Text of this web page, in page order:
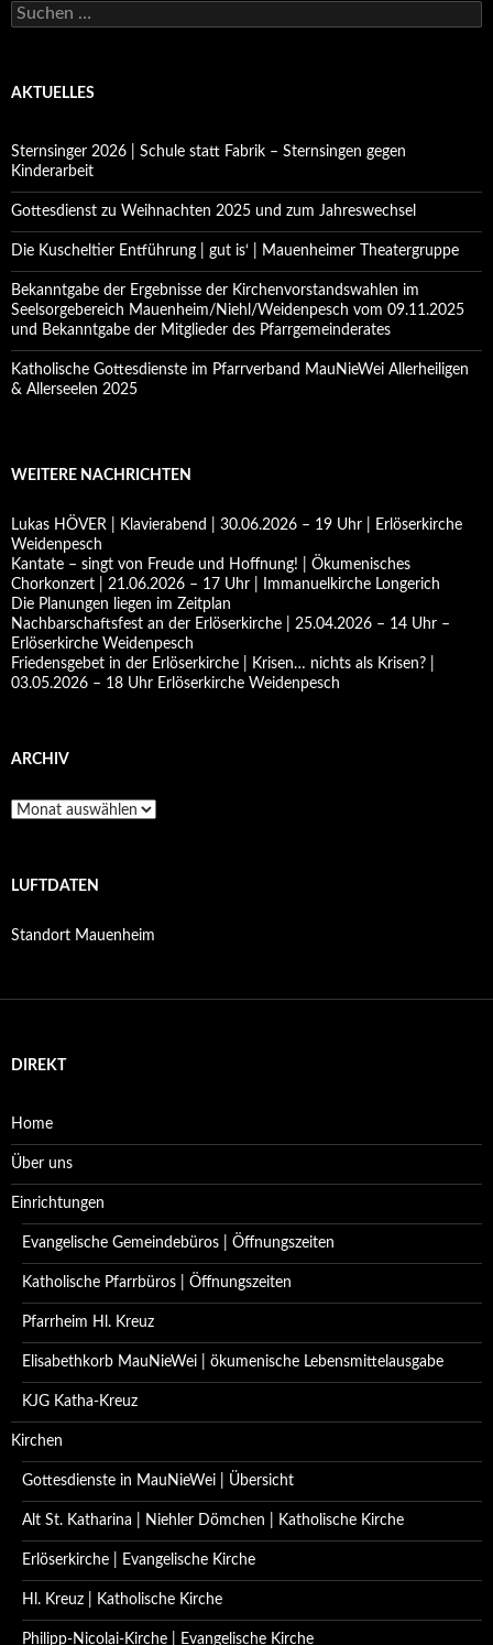
Suchen
nach:
AKTUELLES
Sternsinger 2026 | Schule statt Fabrik – Sternsingen gegen
Kinderarbeit
Gottesdienst zu Weihnachten 2025 und zum Jahreswechsel
Die Kuscheltier Entführung | gut is‘ | Mauenheimer Theatergruppe
Bekanntgabe der Ergebnisse der Kirchenvorstandswahlen im
Seelsorgebereich Mauenheim/Niehl/Weidenpesch vom 09.11.2025
und Bekanntgabe der Mitglieder des Pfarrgemeinderates
Katholische Gottesdienste im Pfarrverband MauNieWei Allerheiligen
& Allerseelen 2025
WEITERE NACHRICHTEN
Lukas HÖVER | Klavierabend | 30.06.2026 – 19 Uhr | Erlöserkirche
Weidenpesch
Kantate – singt von Freude und Hoffnung! | Ökumenisches
Chorkonzert | 21.06.2026 – 17 Uhr | Immanuelkirche Longerich
Die Planungen liegen im Zeitplan
Nachbarschaftsfest an der Erlöserkirche | 25.04.2026 – 14 Uhr –
Erlöserkirche Weidenpesch
Friedensgebet in der Erlöserkirche | Krisen… nichts als Krisen? |
03.05.2026 – 18 Uhr Erlöserkirche Weidenpesch
ARCHIV
Archiv
LUFTDATEN
Standort Mauenheim
DIREKT
Home
Über uns
Einrichtungen
Evangelische Gemeindebüros | Öffnungszeiten
Katholische Pfarrbüros | Öffnungszeiten
Pfarrheim Hl. Kreuz
Elisabethkorb MauNieWei | ökumenische Lebensmittelausgabe
KJG Katha-Kreuz
Kirchen
Gottesdienste in MauNieWei | Übersicht
Alt St. Katharina | Niehler Dömchen | Katholische Kirche
Erlöserkirche | Evangelische Kirche
Hl. Kreuz | Katholische Kirche
Philipp-Nicolai-Kirche | Evangelische Kirche